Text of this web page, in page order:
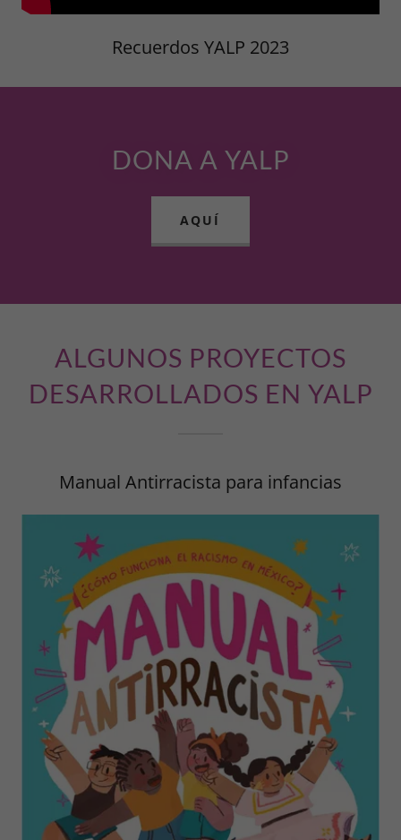
Recuerdos YALP 2023
DONA A YALP
AQUÍ
ALGUNOS PROYECTOS
DESARROLLADOS EN YALP
Manual Antirracista para infancias